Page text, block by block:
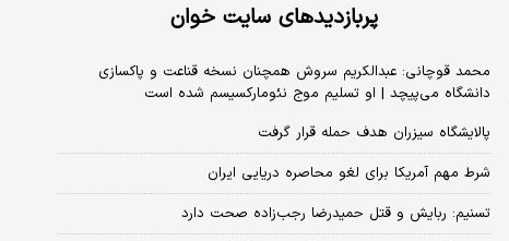
پربازدیدهای سایت خوان
محمد قوچانی: عبدالکریم سروش همچنان نسخه قناعت و پاکسازی
دانشگاه می‌پیچد | او تسلیم موج نئومارکسیسم شده است
پالایشگاه سیزران هدف حمله قرار گرفت
شرط مهم آمریکا برای لغو محاصره دریایی ایران
تسنیم: ربایش و قتل حمیدرضا رجب‌زاده صحت دارد